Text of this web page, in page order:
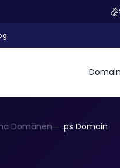
Domain
Domänen .ps Domain